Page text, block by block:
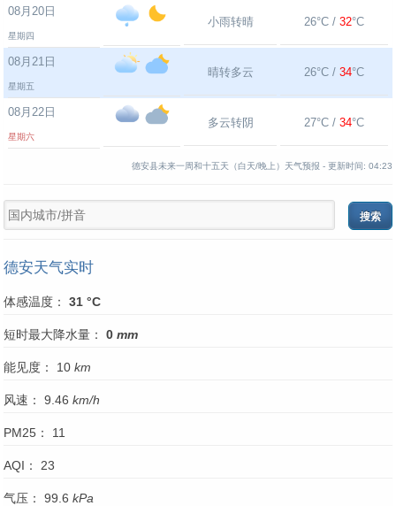
08月20日
星期四
小雨转晴 26°C / 32°C
08月21日
星期五
晴转多云 26°C / 34°C
08月22日
星期六
多云转阴 27°C / 34°C
德安县未来一周和十五天（白天/晚上）天气预报 - 更新时间: 04:23
德安天气实时
体感温度： 31 °C
短时最大降水量： 0 mm
能见度： 10 km
风速： 9.46 km/h
PM25： 11
AQI： 23
气压： 99.6 kPa